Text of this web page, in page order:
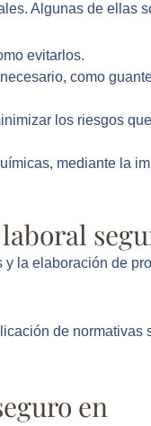
Algunas de ellas
evitarlos.
como
los riesgos
mediante la
la elaboración de
de normativas
en